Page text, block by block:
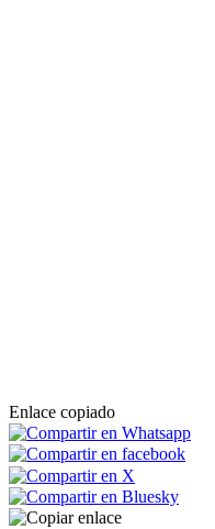
Enlace copiado